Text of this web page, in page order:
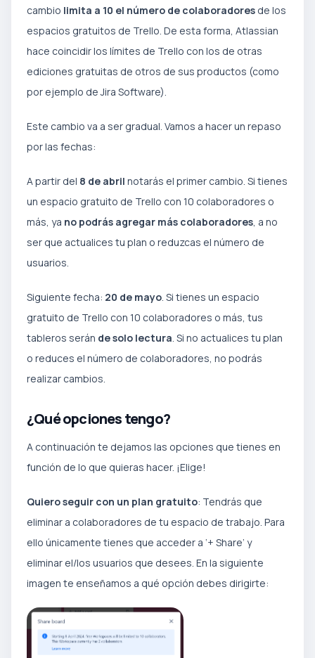
cambio limita a 10 el número de colaboradores de los
espacios gratuitos de Trello. De esta forma, Atlassian
hace coincidir los límites de Trello con los de otras
ediciones gratuitas de otros de sus productos (como
por ejemplo de Jira Software).
Este cambio va a ser gradual. Vamos a hacer un repaso
por las fechas:
A partir del 8 de abril notarás el primer cambio. Si tienes
un espacio gratuito de Trello con 10 colaboradores o
más, ya no podrás agregar más colaboradores, a no
ser que actualices tu plan o reduzcas el número de
usuarios.
Siguiente fecha: 20 de mayo. Si tienes un espacio
gratuito de Trello con 10 colaboradores o más, tus
tableros serán de solo lectura. Si no actualices tu plan
o reduces el número de colaboradores, no podrás
realizar cambios.
¿Qué opciones tengo?
A continuación te dejamos las opciones que tienes en
función de lo que quieras hacer. ¡Elige!
Quiero seguir con un plan gratuito: Tendrás que
eliminar a colaboradores de tu espacio de trabajo. Para
ello únicamente tienes que acceder a ‘+ Share’ y
eliminar el/los usuarios que desees. En la siguiente
imagen te enseñamos a qué opción debes dirigirte: